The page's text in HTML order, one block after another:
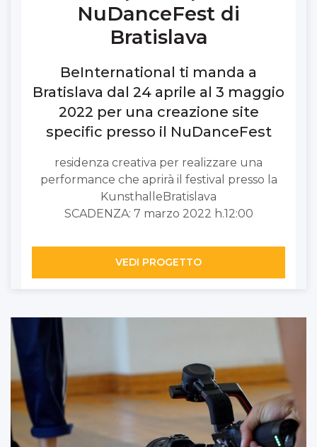
NuDanceFest di
Bratislava
BeInternational ti manda a
Bratislava dal 24 aprile al 3 maggio
2022 per una creazione site
specific presso il NuDanceFest
residenza creativa per realizzare una
performance che aprirà il festival presso la
KunsthalleBratislava
SCADENZA: 7 marzo 2022 h.12:00
VEDI PROGETTO